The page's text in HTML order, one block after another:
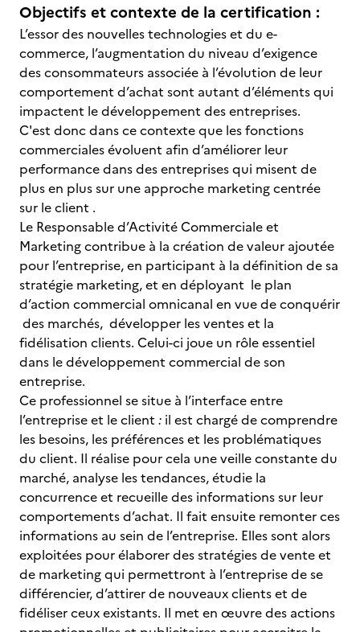
Objectifs et contexte de la certification :
L’essor des nouvelles technologies et du e-
commerce, l’augmentation du niveau d’exigence
des consommateurs associée à l’évolution de leur
comportement d’achat sont autant d’éléments qui
impactent le développement des entreprises.
C'est donc dans ce contexte que les fonctions
commerciales évoluent afin d’améliorer leur
performance dans des entreprises qui misent de
plus en plus sur une approche marketing centrée
sur le client .
Le Responsable d’Activité Commerciale et
Marketing contribue à la création de valeur ajoutée
pour l’entreprise, en participant à la définition de sa
stratégie marketing, et en déployant le plan
d’action commercial omnicanal en vue de conquérir
des marchés, développer les ventes et la
fidélisation clients. Celui-ci joue un rôle essentiel
dans le développement commercial de son
entreprise.
Ce professionnel se situe à l’interface entre
l’entreprise et le client : il est chargé de comprendre
les besoins, les préférences et les problématiques
du client. Il réalise pour cela une veille constante du
marché, analyse les tendances, étudie la
concurrence et recueille des informations sur leur
comportements d’achat. Il fait ensuite remonter ces
informations au sein de l’entreprise. Elles sont alors
exploitées pour élaborer des stratégies de vente et
de marketing qui permettront à l’entreprise de se
différencier, d’attirer de nouveaux clients et de
fidéliser ceux existants. Il met en œuvre des actions